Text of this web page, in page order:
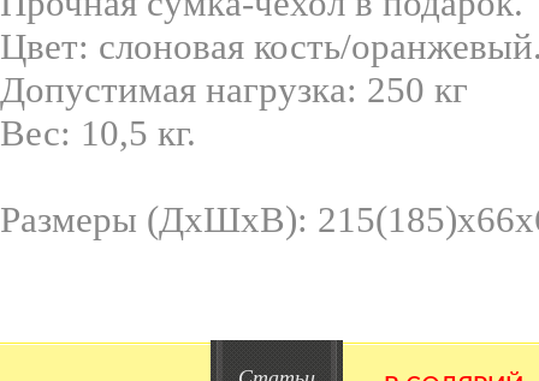
Цвет: слоновая кость/
Допустимая нагрузка: 250 кг
Вес: 10,5 кг.
Размеры (ДхШхВ):